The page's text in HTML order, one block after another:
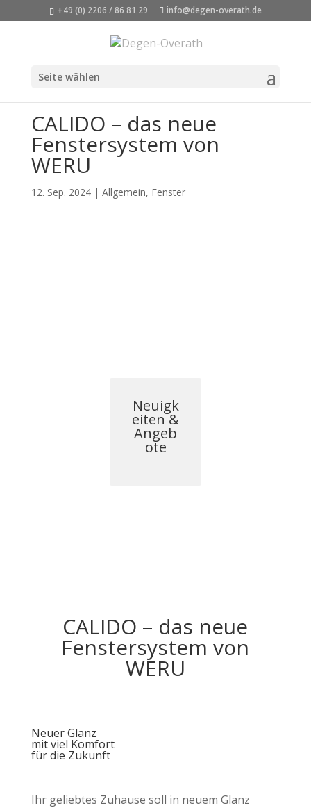
+49 (0) 2206 / 86 81 29 info@degen-overath.de
Seite wählen
CALIDO – das neue
Fenstersystem von
WERU
12. Sep. 2024| Allgemein, Fenster
Neuigk
eiten &
Angeb
ote
CALIDO – das neue
Fenstersystem von
WERU
Neuer Glanz
mit viel Komfort
für die Zukunft
Ihr geliebtes Zuhause soll in neuem Glanz